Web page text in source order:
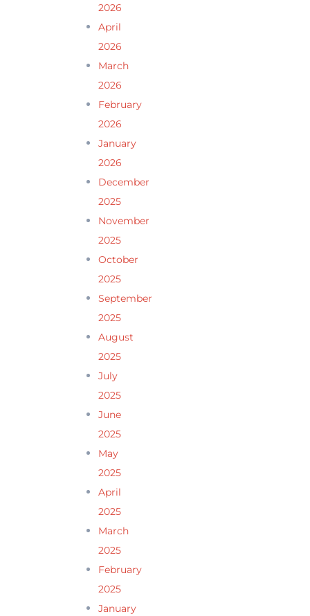
2026
April
2026
March
2026
February
2026
January
2026
December
2025
November
2025
October
2025
September
2025
August
2025
July
2025
June
2025
May
2025
April
2025
March
2025
February
2025
January